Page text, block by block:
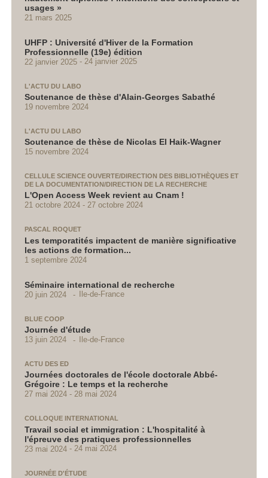
usages »
21 mars 2025
UHFP : Université d'Hiver de la Formation
Professionnelle (19e) édition
22 janvier 2025 24 janvier 2025
L'ACTU DU LABO
Soutenance de thèse d'Alain-Georges Sabathé
19 novembre 2024
L'ACTU DU LABO
Soutenance de thèse de Nicolas El Haik-Wagner
15 novembre 2024
CELLULE SCIENCE OUVERTE/DIRECTION DES BIBLIOTHÈQUES ET
DE LA DOCUMENTATION/DIRECTION DE LA RECHERCHE
L'Open Access Week revient au Cnam !
21 octobre 2024 27 octobre 2024
PASCAL ROQUET
Les temporatités impactent de manière significative
les actions de formation...
1 septembre 2024
Séminaire international de recherche
20 juin 2024 Ile-de-France
BLUE COOP
Journée d'étude
13 juin 2024 Ile-de-France
ACTU DES ED
Journées doctorales de l'école doctorale Abbé-
Grégoire : Le temps et la recherche
27 mai 2024 28 mai 2024
COLLOQUE INTERNATIONAL
Travail social et immigration : L'hospitalité à
l'épreuve des pratiques professionnelles
23 mai 2024 24 mai 2024
JOURNÉE D'ÉTUDE